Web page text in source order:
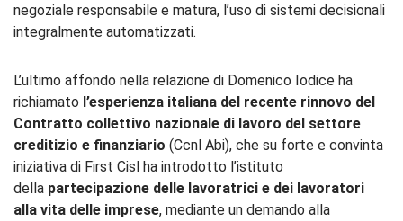
negoziale responsabile e matura, l’uso di sistemi decisionali
integralmente automatizzati.
L’ultimo affondo nella relazione di Domenico Iodice ha
richiamato l’esperienza italiana del recente rinnovo del
Contratto collettivo nazionale di lavoro del settore
creditizio e finanziario (Ccnl Abi), che su forte e convinta
iniziativa di First Cisl ha introdotto l’istituto
della partecipazione delle lavoratrici e dei lavoratori
alla vita delle imprese, mediante un demando alla